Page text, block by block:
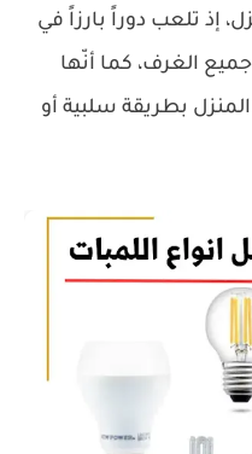
إذ تلعب دوراً بارزاً في
الغرف، كما أنّها
المنزل بطريقة سلبية أو